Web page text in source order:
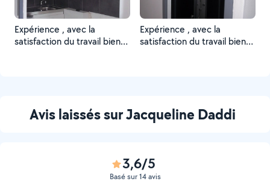
Expérience , avec la
satisfaction du travail bien
Expérience , avec la
satisfaction du travail bien
Avis laissés sur Jacqueline Daddi
3,6/5
Basé sur 14 avis